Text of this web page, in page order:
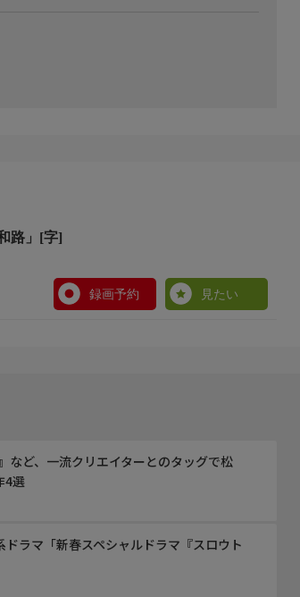
路」[字]
録画予約 見たい
ど、一流クリエイターとのタッグで松
4選
ラマ「新春スペシャルドラマ『スロウト